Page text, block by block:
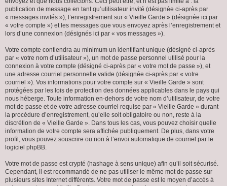
publication de message en tant qu’utilisateur invité (désignée ci-après par
« messages invités »), l’enregistrement sur « Vieille Garde » (désignée ici par
« votre compte ») et les messages que vous envoyez après l’enregistrement et
lors d’une connexion (désignés ici par « vos messages »).
Votre compte contiendra au minimum un identifiant unique (désigné ci-après
par « votre nom d’utilisateur »), un mot de passe personnel utilisé pour la
connexion à votre compte (désigné ci-après par « votre mot de passe »), et
une adresse courriel personnelle valide (désignée ci-après par « votre
courriel »). Vos informations pour votre compte sur « Vieille Garde » sont
protégées par les lois de protection des données applicables dans le pays qui
nous héberge. Toute information en-dehors de votre nom d’utilisateur, de votre
mot de passe et de votre adresse courriel requise par « Vieille Garde » durant
la procédure d’enregistrement, qu’elle soit obligatoire ou non, reste à la
discrétion de « Vieille Garde ». Dans tous les cas, vous pouvez choisir quelle
information de votre compte sera affichée publiquement. De plus, dans votre
profil, vous pouvez souscrire ou non à l’envoi automatique de courriel par le
logiciel phpBB.
Votre mot de passe est crypté (hashage à sens unique) afin qu’il soit sécurisé.
Cependant, il est recommandé de ne pas utiliser le même mot de passe sur
plusieurs sites Internet différents. Votre mot de passe est le moyen d’accès à